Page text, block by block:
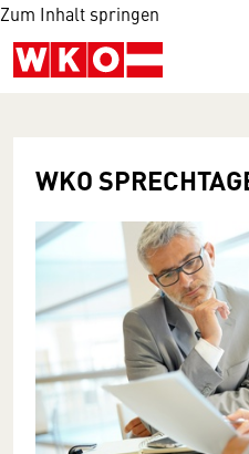
Zum Inhalt springen
WKO